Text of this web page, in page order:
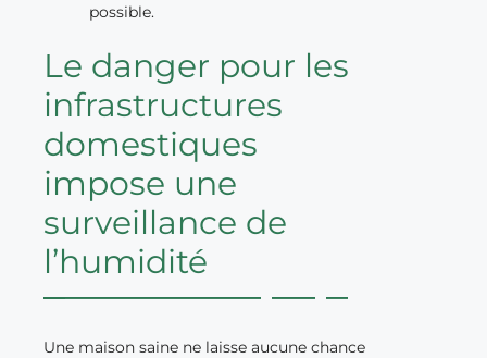
possible.
Le danger pour les
infrastructures
domestiques
impose une
surveillance de
l’humidité
Une maison saine ne laisse aucune chance